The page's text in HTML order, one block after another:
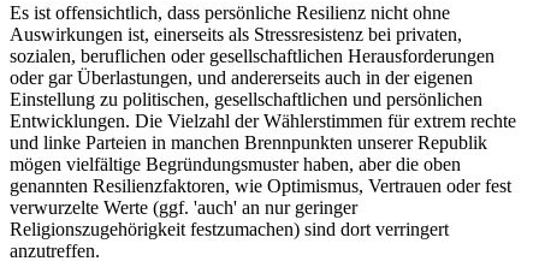
Es ist offensichtlich, dass persönliche Resilienz nicht ohne
Auswirkungen ist, einerseits als Stressresistenz bei privaten,
sozialen, beruflichen oder gesellschaftlichen Herausforderungen
oder gar Überlastungen, und andererseits auch in der eigenen
Einstellung zu politischen, gesellschaftlichen und persönlichen
Entwicklungen. Die Vielzahl der Wählerstimmen für extrem rechte
und linke Parteien in manchen Brennpunkten unserer Republik
mögen vielfältige Begründungsmuster haben, aber die oben
genannten Resilienzfaktoren, wie Optimismus, Vertrauen oder fest
verwurzelte Werte (ggf. 'auch' an nur geringer
Religionszugehörigkeit festzumachen) sind dort verringert
anzutreffen.